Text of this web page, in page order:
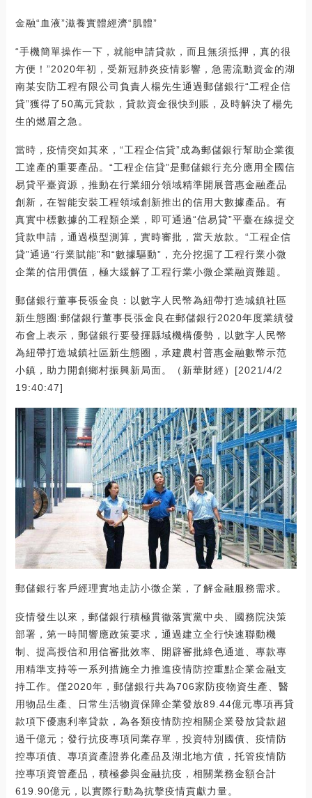
金融“血液”滋養實體經濟“肌體”
“手機簡單操作一下，就能申請貸款，而且無須抵押，真的很
方便！”2020年初，受新冠肺炎疫情影響，急需流動資金的湖
南某安防工程有限公司負責人楊先生通過郵儲銀行“工程企信
貸”獲得了50萬元貸款，貸款資金很快到賬，及時解決了楊先
生的燃眉之急。
當時，疫情突如其來，“工程企信貸”成為郵儲銀行幫助企業復
工達產的重要產品。“工程企信貸”是郵儲銀行充分應用全國信
易貸平臺資源，推動在行業細分領域精準開展普惠金融產品
創新，在智能安裝工程領域創新推出的信用大數據產品。有
真實中標數據的工程類企業，即可通過“信易貸”平臺在線提交
貸款申請，通過模型測算，實時審批，當天放款。“工程企信
貸”通過“行業賦能”和“數據驅動”，充分挖掘了工程行業小微
企業的信用價值，極大緩解了工程行業小微企業融資難題。
郵儲銀行董事長張金良：以數字人民幣為紐帶打造城鎮社區
新生態圈:郵儲銀行董事長張金良在郵儲銀行2020年度業績發
布會上表示，郵儲銀行要發揮縣域機構優勢，以數字人民幣
為紐帶打造城鎮社區新生態圈，承建農村普惠金融數幣示范
小鎮，助力開創鄉村振興新局面。（新華財經）[2021/4/2
19:40:47]
郵儲銀行客戶經理實地走訪小微企業，了解金融服務需求。
疫情發生以來，郵儲銀行積極貫徹落實黨中央、國務院決策
部署，第一時間響應政策要求，通過建立全行快速聯動機
制、提高授信和用信審批效率、開辟審批綠色通道、專款專
用精準支持等一系列措施全力推進疫情防控重點企業金融支
持工作。僅2020年，郵儲銀行共為706家防疫物資生產、醫
用物品生產、日常生活物資保障企業發放89.44億元專項再貸
款項下優惠利率貸款，為各類疫情防控相關企業發放貸款超
過千億元；發行抗疫專項同業存單，投資特別國債、疫情防
控專項債、專項資產證券化產品及湖北地方債，托管疫情防
控專項資管產品，積極參與金融抗疫，相關業務金額合計
619.90億元，以實際行動為抗擊疫情貢獻力量。